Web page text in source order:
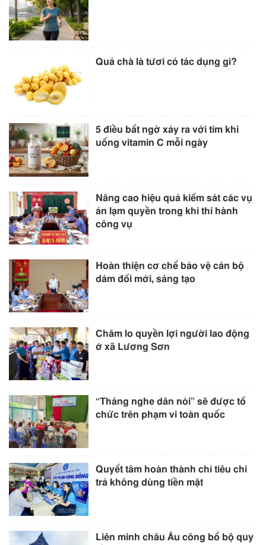
Quả chà là tươi có tác dụng gì?
5 điều bất ngờ xảy ra với tim khi
uống vitamin C mỗi ngày
Nâng cao hiệu quả kiểm sát các vụ
án lạm quyền trong khi thi hành
công vụ
Hoàn thiện cơ chế bảo vệ cán bộ
dám đổi mới, sáng tạo
Chăm lo quyền lợi người lao động
ở xã Lương Sơn
“Tháng nghe dân nói” sẽ được tổ
chức trên phạm vi toàn quốc
Quyết tâm hoàn thành chỉ tiêu chi
trả không dùng tiền mặt
Liên minh châu Âu công bố bộ quy